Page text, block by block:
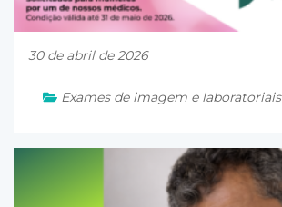
30 de abril de 2026
Exames de imagem e laboratoriais